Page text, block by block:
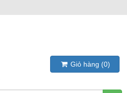
Giỏ hàng (0)